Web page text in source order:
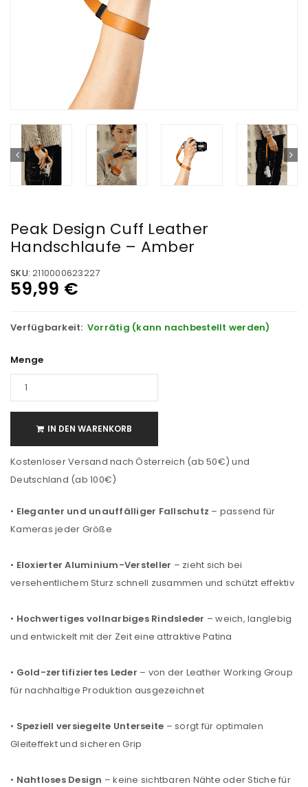
Peak Design Cuff Leather
Handschlaufe – Amber
SKU: 2110000623227
59,99 €
Verfügbarkeit: Vorrätig (kann nachbestellt werden)
Menge
IN DEN WARENKORB
Kostenloser Versand nach Österreich (ab 50€) und
Deutschland (ab 100€)
• Eleganter und unauffälliger Fallschutz – passend für
Kameras jeder Größe
• Eloxierter Aluminium-Versteller – zieht sich bei
versehentlichem Sturz schnell zusammen und schützt effektiv
• Hochwertiges vollnarbiges Rindsleder – weich, langlebig
und entwickelt mit der Zeit eine attraktive Patina
• Gold-zertifiziertes Leder – von der Leather Working Group
für nachhaltige Produktion ausgezeichnet
• Speziell versiegelte Unterseite – sorgt für optimalen
Gleiteffekt und sicheren Grip
• Nahtloses Design – keine sichtbaren Nähte oder Stiche für